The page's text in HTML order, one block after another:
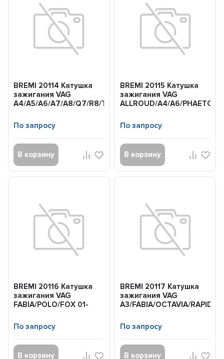
BREMI 20114 Катушка
зажигания VAG
A4/A5/A6/A7/A8/Q7/R8/TOUAREG
По запросу
В корзину
BREMI 20115 Катушка
зажигания VAG
ALLROUD/A4/A6/PHAETON/
По запросу
В корзину
BREMI 20116 Катушка
зажигания VAG
FABIA/POLO/FOX 01-
По запросу
В корзину
BREMI 20117 Катушка
зажигания VAG
A3/FABIA/OCTAVIA/RAPID/
По запросу
В корзину